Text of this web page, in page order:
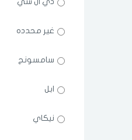
غير محدده
سامسونج
ابل
نيكاي